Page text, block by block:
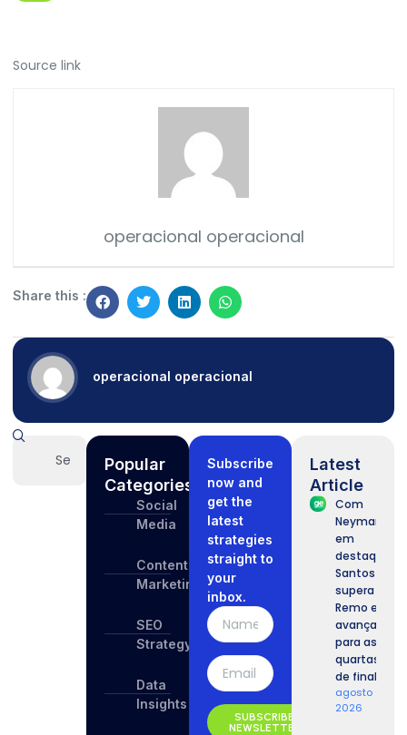
Source link
operacional operacional
Share this :
operacional operacional
Popular
Categories
Social
Media
Content
Marketing
SEO
Strategy
Data
Insights
Subscribe
now and
get the
latest
strategies
straight to
your
inbox.
SUBSCRIBE
NEWSLETTER
Latest
Article
Com
Neymar
em
destaque,
Santos
supera o
Remo e
avança
para as
quartas
de final.
agosto 6,
2026